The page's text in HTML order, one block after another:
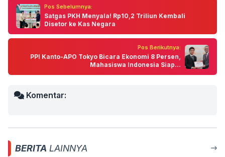
Pos Sebelumnya:
Satgas PKH Menyala! Rp10,2 Triliun Kembali
Disetor ke Kas Negara
Pos Berikutnya:
PPI Kanto-APO Tokyo Bicara Ekonomi 8 Persen,
Mahasiswa Indonesia Siap...
Komentar:
BERITA LAINNYA